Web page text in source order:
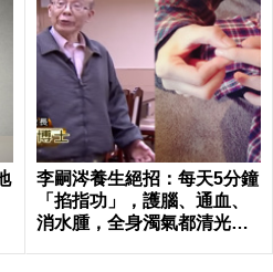
李嗣涔養生絕招：每天5分鐘
「掐指功」，護腦、通血、
消水腫，全身濁氣都清光光